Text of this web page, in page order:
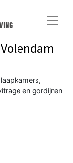
en gordijnen